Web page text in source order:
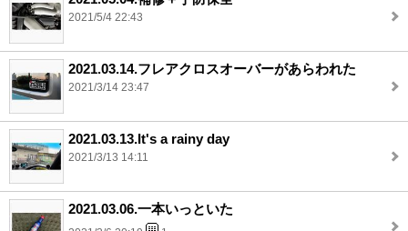
2021/5/4 22:43
2021.03.14.フレアクロスオーバーがあらわれた
2021/3/14 23:47
2021.03.13.It's a rainy day
2021/3/13 14:11
2021.03.06.一本いっといた